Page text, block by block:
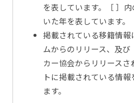
を表しています。［ ］
いた年を表しています。
掲載されている移籍情報
ムからのリリース、及び
カー協会からリリースさ
トに掲載されている情
ます。